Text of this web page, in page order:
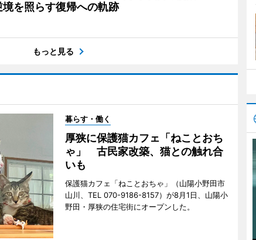
を照らす復帰への軌跡
もっと見る
暮らす・働く
厚狭に保護猫カフェ「ねことおち
ゃ」 古民家改築、猫との触れ合
いも
保護猫カフェ「ねことおちゃ」（山陽小野田市
山川、TEL 070-9186-8157）が8月1日、山陽小
野田・厚狭の住宅街にオープンした。